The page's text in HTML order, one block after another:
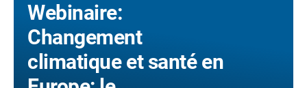
Webinaire:
Changement
climatique et santé en